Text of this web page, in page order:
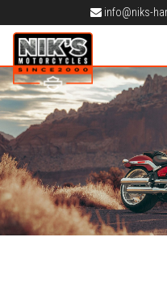
info@niks-